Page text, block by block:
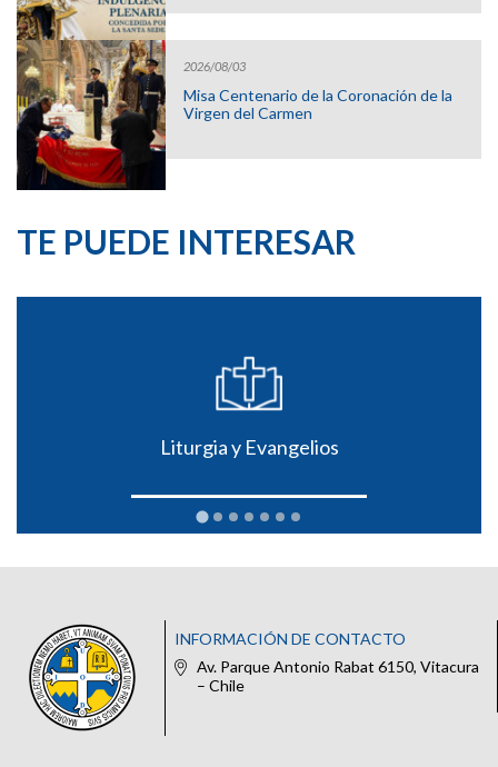
2026/08/03
Misa Centenario de la Coronación de la
Virgen del Carmen
TE PUEDE INTERESAR
Liturgia y Evangelios
INFORMACIÓN DE CONTACTO
Av. Parque Antonio Rabat 6150, Vitacura
– Chile